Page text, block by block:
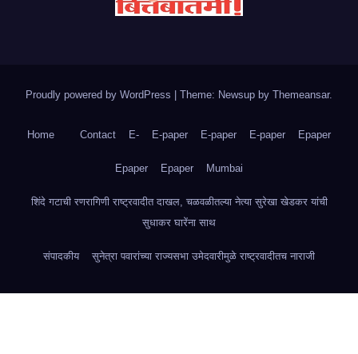
Proudly powered by WordPress Theme: Newsup by Themeansar.
Home Contact E- E-paper E-paper E-paper Epaper
Epaper Epaper Mumbai
शिंदे गटाची रणरागिणी राष्ट्रवादीत दाखल, चळवळीतल्या नेत्या सुरेखा खेडकर यांची
सुधाकर घारेंना साथ
संपादकीय सुनेत्रा पवारांच्या राज्यसभा उमेदवारीमुळे राष्ट्रवादीतच नाराजी